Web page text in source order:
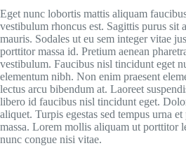
Eget nunc lobortis mattis aliquam
vestibulum rhoncus est. Sagittis purus sit
mauris. Sodales ut eu sem integer vitae
porttitor massa id. Pretium aenean
vestibulum. Faucibus nisl tincidunt eget
elementum nibh. Non enim praesent
lectus arcu bibendum at. Laoreet
libero id faucibus nisl tincidunt eget.
aliquet. Turpis egestas sed tempus urna et
massa. Lorem mollis aliquam ut porttitor
nunc congue nisi vitae.